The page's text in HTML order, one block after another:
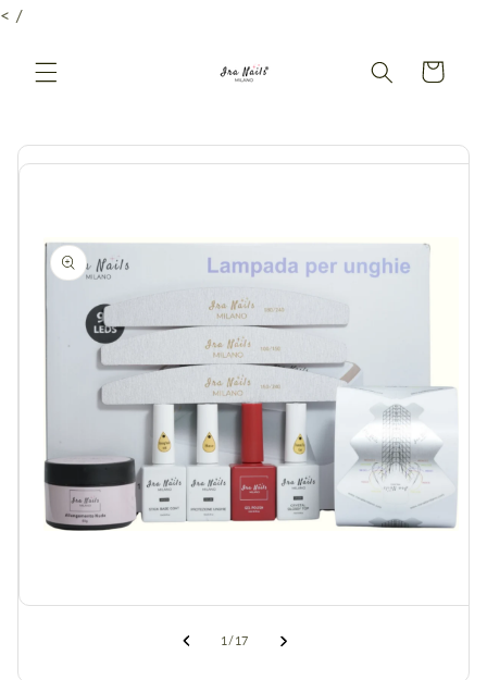
< /Vai
direttamente
Carrello
Passa alle
in
1 /su
17